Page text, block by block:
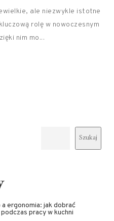
ale niezwykle istotne
rolę w nowoczesnym
nim mo...
Szukaj
ergonomia: jak dobrać
pracy w kuchni